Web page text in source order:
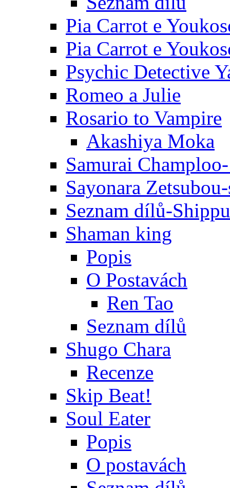
Pia Carrot e
Pia Carrot e
Psychic Detective
Romeo a Julie
Rosario to Vampire
Akashiya Moka
Samurai
Sayonara
Seznam dílů-
Shaman king
Popis
O Postavách
Ren Tao
Seznam dílů
Shugo Chara
Recenze
Skip Beat!
Soul Eater
Popis
O postavách